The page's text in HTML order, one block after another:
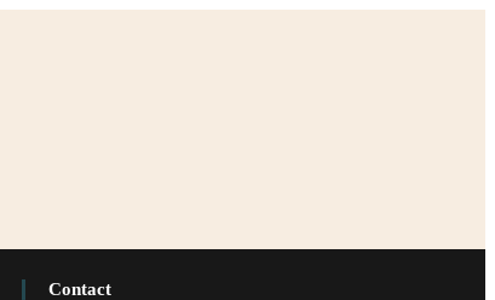
Contact